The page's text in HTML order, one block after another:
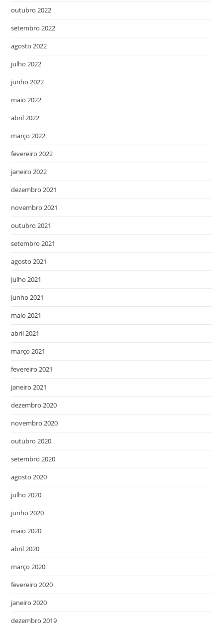
outubro 2022
setembro 2022
agosto 2022
julho 2022
junho 2022
maio 2022
abril 2022
março 2022
fevereiro 2022
janeiro 2022
dezembro 2021
novembro 2021
outubro 2021
setembro 2021
agosto 2021
julho 2021
junho 2021
maio 2021
abril 2021
março 2021
fevereiro 2021
janeiro 2021
dezembro 2020
novembro 2020
outubro 2020
setembro 2020
agosto 2020
julho 2020
junho 2020
maio 2020
abril 2020
março 2020
fevereiro 2020
janeiro 2020
dezembro 2019